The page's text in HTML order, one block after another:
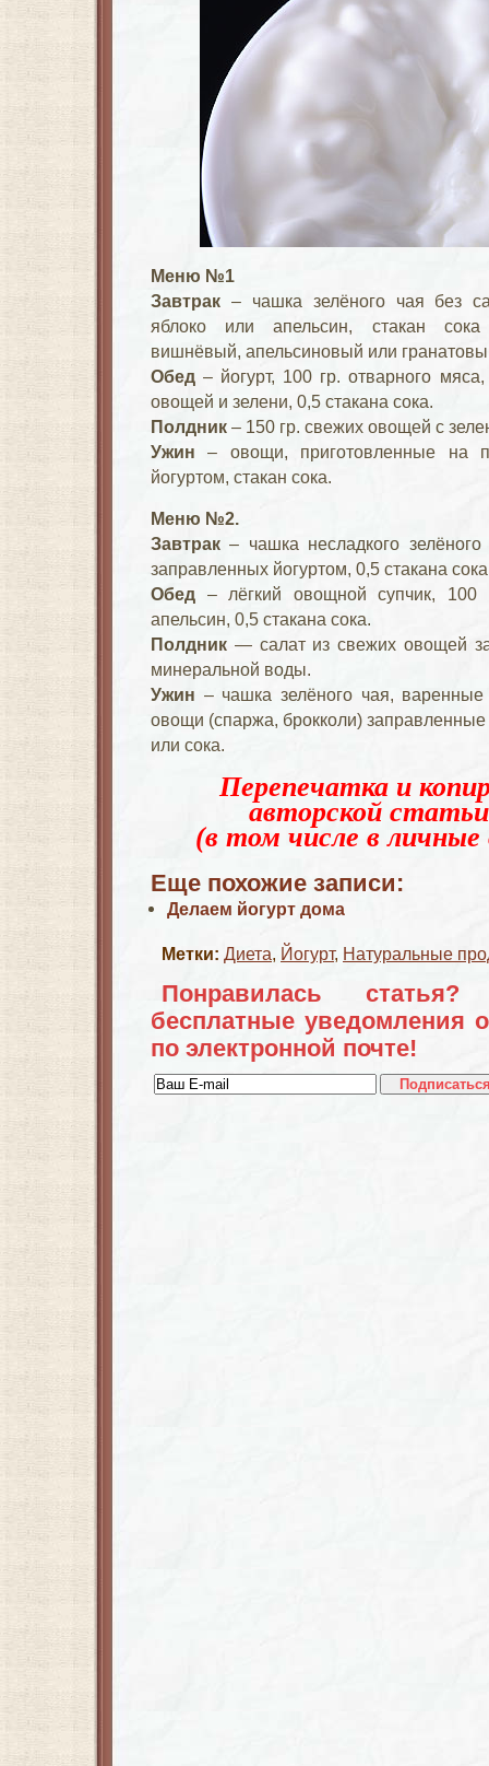
Меню №1
Завтрак – чашка зелёного чая без
яблоко или апельсин, стакан сока
вишнёвый, апельсиновый или
Обед – йогурт, 100 гр. отварного
овощей и зелени, 0,5 стакана сока.
Полдник – 150 гр. свежих овощей с
Ужин – овощи, приготовленные на
йогуртом, стакан сока.
Меню №2.
Завтрак – чашка несладкого
заправленных йогуртом, 0,5 стакана
Обед – лёгкий овощной супчик, 100
апельсин, 0,5 стакана сока.
Полдник — салат из свежих овощей
минеральной воды.
Ужин – чашка зелёного чая,
овощи (спаржа, брокколи) заправленные
или сока.
Перепечатка и
авторской
(в том числе в личные
Еще похожие записи:
Делаем йогурт дома
Метки: Диета, Йогурт, Натуральные
Понравилась
бесплатные уведомления
по электронной почте!